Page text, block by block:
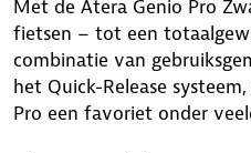
Met de Atera Genio Pro
fietsen – tot een
combinatie van
het Quick-Release
Pro een favoriet onder